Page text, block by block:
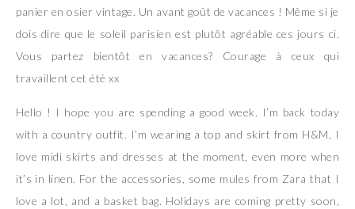
panier en osier vintage. Un avant goût de vacances ! Même si je
dois dire que le soleil parisien est plutôt agréable ces jours ci.
Vous partez bientôt en vacances? Courage à ceux qui
travaillent cet été xx
Hello ! I hope you are spending a good week. I’m back today
with a country outfit. I’m wearing a top and skirt from H&M, I
love midi skirts and dresses at the moment, even more when
it’s in linen. For the accessories, some mules from Zara that I
love a lot, and a basket bag. Holidays are coming pretty soon,